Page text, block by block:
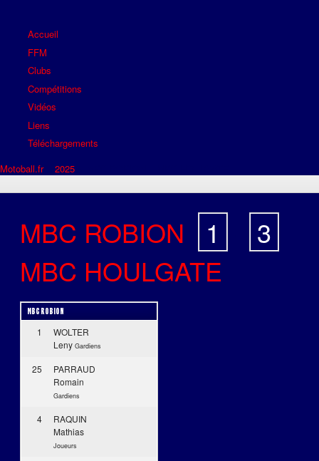
Accueil
FFM
Clubs
Compétitions
Vidéos
Liens
Téléchargements
Motoball.fr> 2025
MBC ROBION 1
3
MBC HOULGATE
MBC ROBION
1
WOLTER
Leny Gardiens
25
PARRAUD
Romain
Gardiens
4
RAQUIN
Mathias
Joueurs